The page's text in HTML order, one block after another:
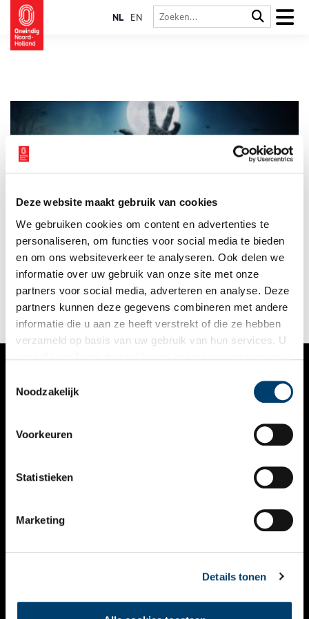
Deze website maakt gebruik van cookies
We gebruiken cookies om content en advertenties te
personaliseren, om functies voor social media te bieden
en om ons websiteverkeer te analyseren. Ook delen we
informatie over uw gebruik van onze site met onze
partners voor social media, adverteren en analyse. Deze
partners kunnen deze gegevens combineren met andere
informatie die u aan ze heeft verstrekt of die ze hebben
verzameld op basis van uw gebruik van hun services. U
Noodzakelijk
Voorkeuren
Statistieken
Marketing
Details tonen
NL EN
Menig driftig kind kreeg vroeger de onheilspellende
waarschuwing: ‘Pas maar op! Als je je moeder slaat, dan
groeien je handen boven je graf!’ In Alkmaar wisten ze wel
raad met dit dreigement. Stoute kinderen werden
meegenomen naar een zeventiende-eeuwse grafzerk in de
Grote- of Sint-Laurenskerk, waar naar verluid een kinderhand
uit het graf groeide.
VERHALEN
KALENDER
THEMA’S
VIDEO’S
CONTACT